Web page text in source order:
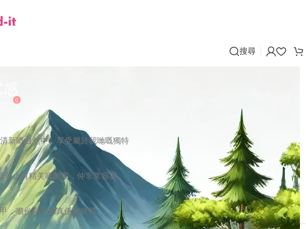
搜尋
0
新嘅自然中，享受屬於我哋嘅獨特
單止有精美嘅圖案，仲非常容易
，嗰份滿足感真係無得彈。
工作場合
旅行假期
未分類
樂趣
約會同聚會